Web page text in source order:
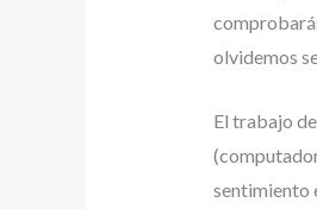
olvidemos
El trabajo
sentimiento